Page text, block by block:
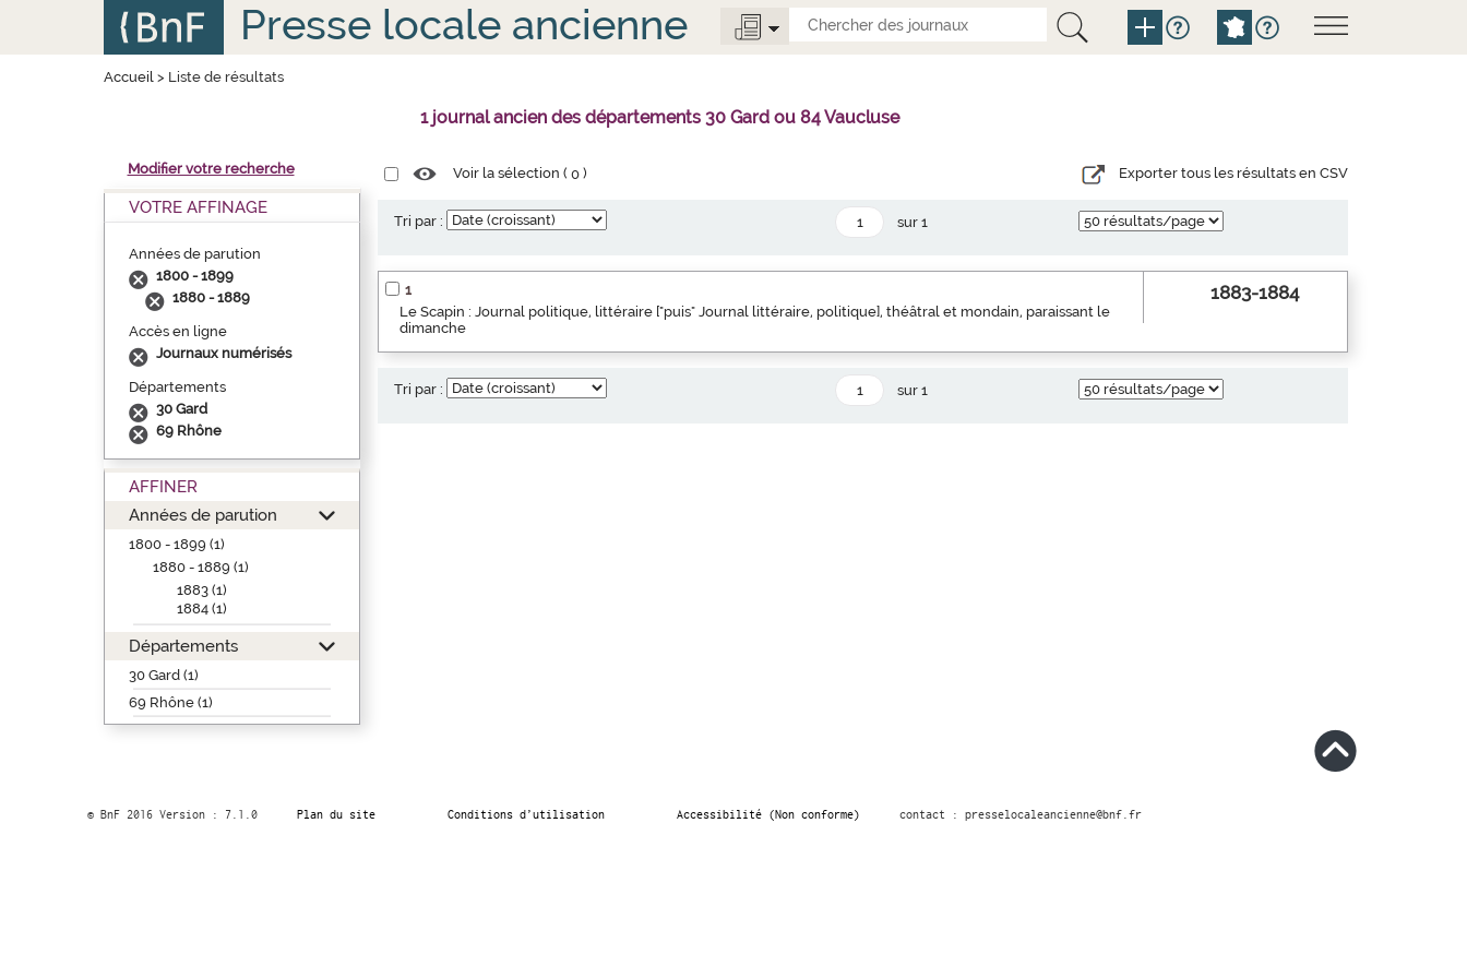
Presse locale ancienne
Accueil> Liste de résultats
1 journal ancien des départements 30 Gard ou 84 Vaucluse
Modifier votre recherche
VOTRE AFFINAGE
Années de parution
1800 - 1899
1880 - 1889
Accès en ligne
Journaux numérisés
Départements
30 Gard
69 Rhône
AFFINER
Années de parution
1800 - 1899 (1)
1880 - 1889 (1)
1883 (1)
1884 (1)
Départements
30 Gard (1)
69 Rhône (1)
Voir la sélection (0 ) Exporter tous les résultats en CSV
Tri par : sur 1
1
Le Scapin : Journal politique, littéraire ["puis" Journal littéraire, politique], théâtral et mondain, paraissant le
dimanche
1883-1884
Tri par : sur 1
© BnF 2016 Version : 7.1.0 Plan du site Conditions d’utilisation Accessibilité (Non conforme) contact : presselocaleancienne@bnf.fr
Panneau de gestion des cookies